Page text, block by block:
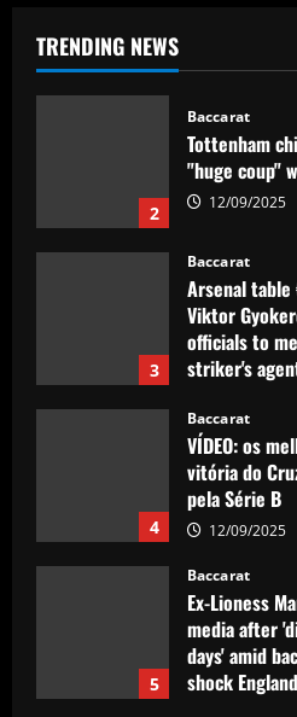
TRENDING NEWS
1
2
Baccarat
Tottenham
"huge coup"
12/09/2025
3
Baccarat
Arsenal
Viktor
officials to
striker's
4
Baccarat
VÍDEO: os
vitória do
pela Série B
12/09/2025
5
Baccarat
Ex-Lioness
media after
days' amid
shock
2025 defence